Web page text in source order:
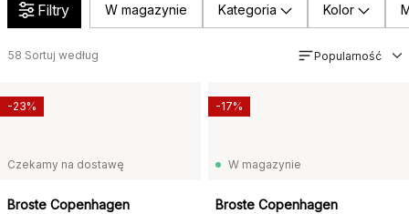
Filtry W magazynie Kategoria Kolor
58 Sortuj według Popularność
Czekamy na dostawę
Broste Copenhagen
-23%
W magazynie
Broste Copenhagen
-17%